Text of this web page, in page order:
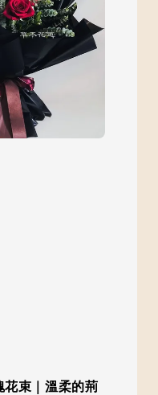
束｜溫柔的荊